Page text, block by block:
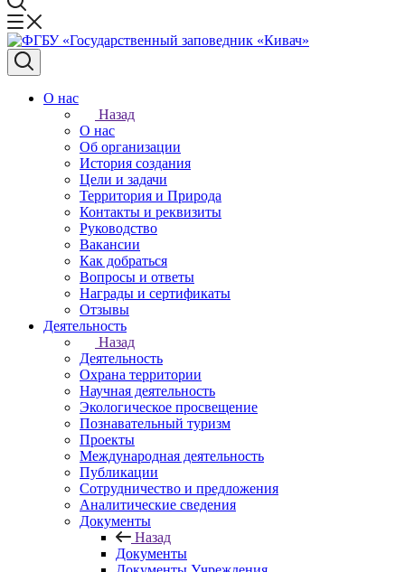
О нас
Назад
О нас
Об организации
История создания
Цели и задачи
Территория и Природа
Контакты и реквизиты
Руководство
Вакансии
Как добраться
Вопросы и ответы
Награды и сертификаты
Отзывы
Деятельность
Назад
Деятельность
Охрана территории
Научная деятельность
Экологическое просвещение
Познавательный туризм
Проекты
Международная деятельность
Публикации
Сотрудничество и предложения
Аналитические сведения
Документы
Назад
Документы